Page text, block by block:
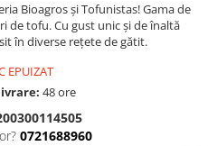
Bioagros și Tofunistas! Gama de
de tofu. Cu gust unic și de înaltă
în diverse rețete de gătit.
EPUIZAT
48 ore
0721688960